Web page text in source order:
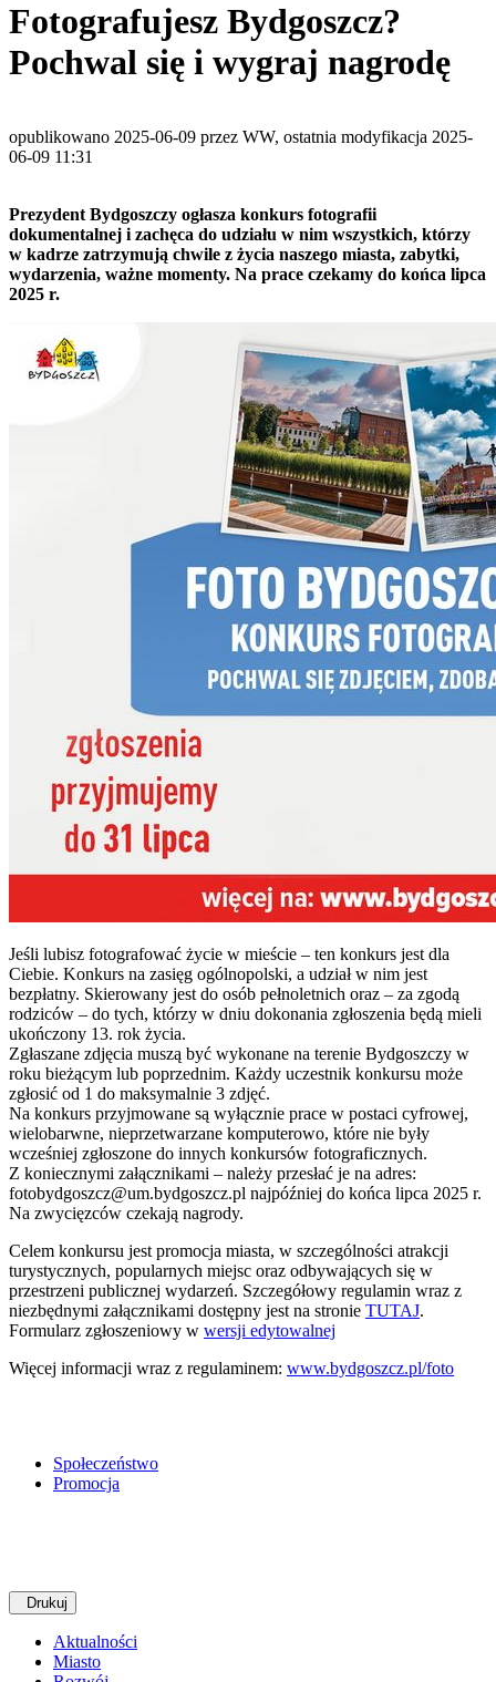
Fotografujesz Bydgoszcz?
Pochwal się i wygraj nagrodę
opublikowano 2025-06-09 przez WW, ostatnia modyfikacja 2025-
06-09 11:31
Prezydent Bydgoszczy ogłasza konkurs fotografii
dokumentalnej i zachęca do udziału w nim wszystkich, którzy
w kadrze zatrzymują chwile z życia naszego miasta, zabytki,
wydarzenia, ważne momenty. Na prace czekamy do końca lipca
2025 r.
Jeśli lubisz fotografować życie w mieście – ten konkurs jest dla
Ciebie. Konkurs na zasięg ogólnopolski, a udział w nim jest
bezpłatny. Skierowany jest do osób pełnoletnich oraz – za zgodą
rodziców – do tych, którzy w dniu dokonania zgłoszenia będą mieli
ukończony 13. rok życia.
Zgłaszane zdjęcia muszą być wykonane na terenie Bydgoszczy w
roku bieżącym lub poprzednim. Każdy uczestnik konkursu może
zgłosić od 1 do maksymalnie 3 zdjęć.
Na konkurs przyjmowane są wyłącznie prace w postaci cyfrowej,
wielobarwne, nieprzetwarzane komputerowo, które nie były
wcześniej zgłoszone do innych konkursów fotograficznych.
Z koniecznymi załącznikami – należy przesłać je na adres:
fotobydgoszcz@um.bydgoszcz.pl najpóźniej do końca lipca 2025 r.
Na zwycięzców czekają nagrody.
Celem konkursu jest promocja miasta, w szczególności atrakcji
turystycznych, popularnych miejsc oraz odbywających się w
przestrzeni publicznej wydarzeń. Szczegółowy regulamin wraz z
niezbędnymi załącznikami dostępny jest na stronie TUTAJ.
Formularz zgłoszeniowy w wersji edytowalnej
Więcej informacji wraz z regulaminem: www.bydgoszcz.pl/foto
Społeczeństwo
Promocja
Drukuj
Aktualności
Miasto